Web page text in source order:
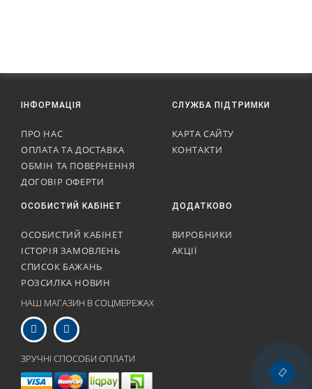
ІНФОРМАЦІЯ
ПРО НАС
ОПЛАТА ТА ДОСТАВКА
ОБМІН ТА ПОВЕРНЕННЯ
ДОГОВІР ОФЕРТИ
СЛУЖБА ПІДТРИМКИ
КАРТА САЙТУ
КОНТАКТИ
ОСОБИСТИЙ КАБІНЕТ
ОСОБИСТИЙ КАБІНЕТ
ІСТОРІЯ ЗАМОВЛЕНЬ
СПИСОК БАЖАНЬ
РОЗСИЛКА НОВИН
ДОДАТКОВО
ВИРОБНИКИ
АКЦІЇ
НАШ МАГАЗИН В СОЦМЕРЕЖАХ
ЗРУЧНІ СПОСОБИ ОПЛАТИ